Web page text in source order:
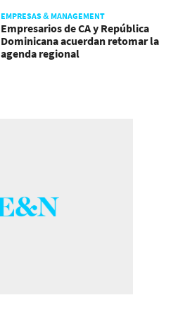
EMPRESAS & MANAGEMENT
Empresarios de CA y República
Dominicana acuerdan retomar la
agenda regional